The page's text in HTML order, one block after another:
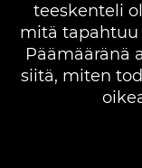
teeskenteli
mitä tapahtuu
Päämääränä
siitä, miten